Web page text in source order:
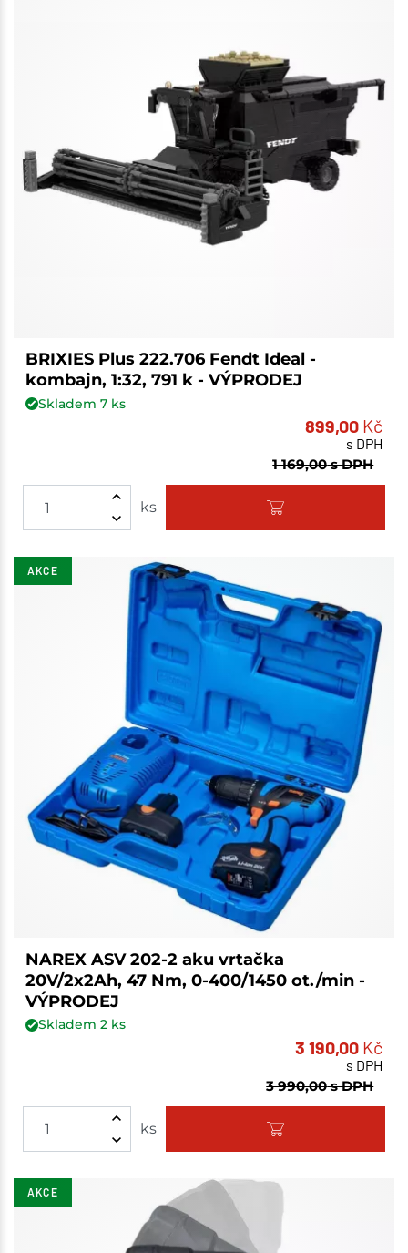
BRIXIES Plus 222.706 Fendt Ideal -
kombajn, 1:32, 791 k - VÝPRODEJ
Skladem 7ks
899,00 Kč
s DPH
1 169,00 s DPH
ks
AKCE
NAREX ASV 202-2 aku vrtačka
20V/2x2Ah, 47 Nm, 0-400/1450 ot./min -
VÝPRODEJ
Skladem 2ks
3 190,00 Kč
s DPH
3 990,00 s DPH
ks
AKCE